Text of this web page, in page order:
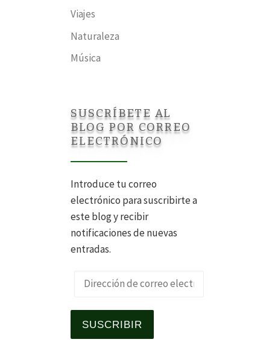
Viajes
Naturaleza
Música
SUSCRÍBETE AL
BLOG POR CORREO
ELECTRÓNICO
Introduce tu correo
electrónico para suscribirte a
este blog y recibir
notificaciones de nuevas
entradas.
Dirección de correo electrónico
SUSCRIBIR